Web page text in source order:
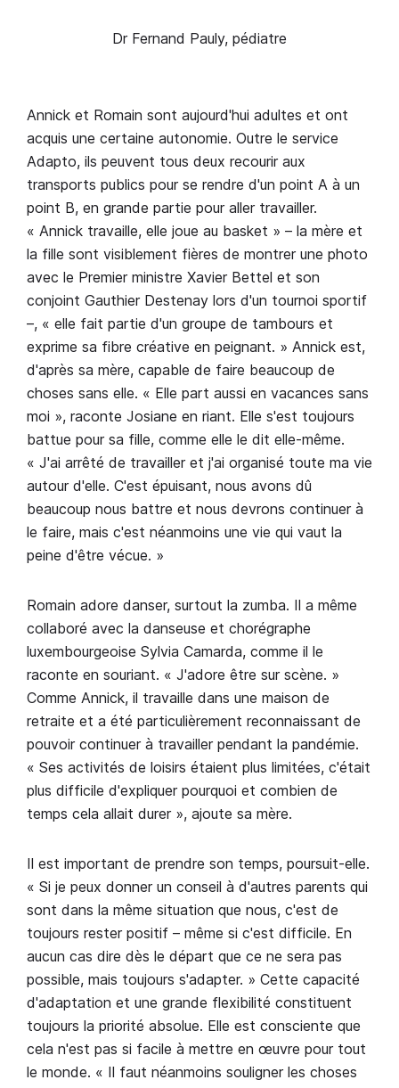
Dr Fernand Pauly, pédiatre
Annick et Romain sont aujourd'hui adultes et ont
acquis une certaine autonomie. Outre le service
Adapto, ils peuvent tous deux recourir aux
transports publics pour se rendre d'un point A à un
point B, en grande partie pour aller travailler.
« Annick travaille, elle joue au basket » – la mère et
la fille sont visiblement fières de montrer une photo
avec le Premier ministre Xavier Bettel et son
conjoint Gauthier Destenay lors d'un tournoi sportif
–, « elle fait partie d'un groupe de tambours et
exprime sa fibre créative en peignant. » Annick est,
d'après sa mère, capable de faire beaucoup de
choses sans elle. « Elle part aussi en vacances sans
moi », raconte Josiane en riant. Elle s'est toujours
battue pour sa fille, comme elle le dit elle-même.
« J'ai arrêté de travailler et j'ai organisé toute ma vie
autour d'elle. C'est épuisant, nous avons dû
beaucoup nous battre et nous devrons continuer à
le faire, mais c'est néanmoins une vie qui vaut la
peine d'être vécue. »
Romain adore danser, surtout la zumba. Il a même
collaboré avec la danseuse et chorégraphe
luxembourgeoise Sylvia Camarda, comme il le
raconte en souriant. « J'adore être sur scène. »
Comme Annick, il travaille dans une maison de
retraite et a été particulièrement reconnaissant de
pouvoir continuer à travailler pendant la pandémie.
« Ses activités de loisirs étaient plus limitées, c'était
plus difficile d'expliquer pourquoi et combien de
temps cela allait durer », ajoute sa mère.
Il est important de prendre son temps, poursuit-elle.
« Si je peux donner un conseil à d'autres parents qui
sont dans la même situation que nous, c'est de
toujours rester positif – même si c'est difficile. En
aucun cas dire dès le départ que ce ne sera pas
possible, mais toujours s'adapter. » Cette capacité
d'adaptation et une grande flexibilité constituent
toujours la priorité absolue. Elle est consciente que
cela n'est pas si facile à mettre en œuvre pour tout
le monde. « Il faut néanmoins souligner les choses